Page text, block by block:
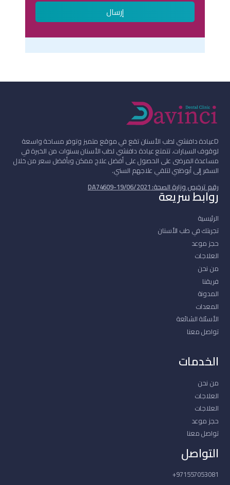
إرسال
التواصل
971557053081+
الخدمات
من نحن
العلاجات
العلاجات
حجز موعد
تواصل معنا
روابط سريعة
الرئيسية
تجربتك في طب الأسنان
حجز موعد
العلاجات
من نحن
فريقنا
المدونة
المعدات
الأسئلة الشائعة
تواصل معنا
Dعيادة دافنشي لطب الأسنان تقع في موقع متميز وتوفر مساحة واسعة
لوقوف السيارات. تتمتع عيادة دافنشي لطب الأسنان بسنوات من الخبرة في
مساعدة المرضى على الحصول على أفضل علاج ممكن وبأفضل سعر من خلال
السفر إلى أبوظبي لتلقي علاجهم السني.
رقم ترخيص وزارة الصحة: DA74609-19/06/2021